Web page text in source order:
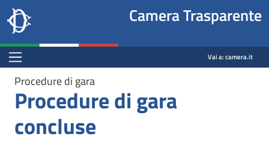
Salta al contenuto principale
Salta al menu di navigazione
Site
header
block
Camera dei deputati
Camera Trasparente
Menu Bar block
Vai a:camera.it
Procedure di gara
Procedure di gara
concluse
Fine pagina
Salta al contenuto principale
Salta al menu di navigazione
Vai a inizio pagina